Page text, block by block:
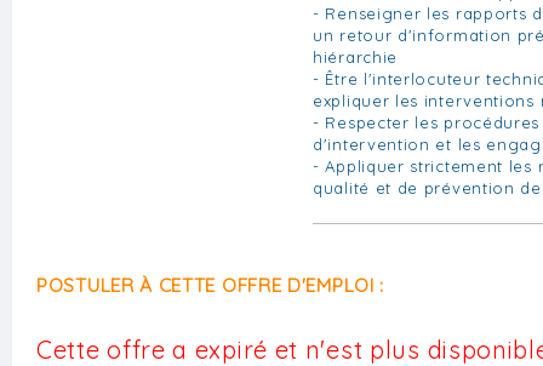
- Renseigner les rapports
un retour d'information
hiérarchie
- Être l'interlocuteur
expliquer les interventions
- Respecter les
d'intervention et les
- Appliquer strictement les
qualité et de prévention
POSTULER À CETTE OFFRE D'EMPLOI :
Cette offre a expiré et n'est plus